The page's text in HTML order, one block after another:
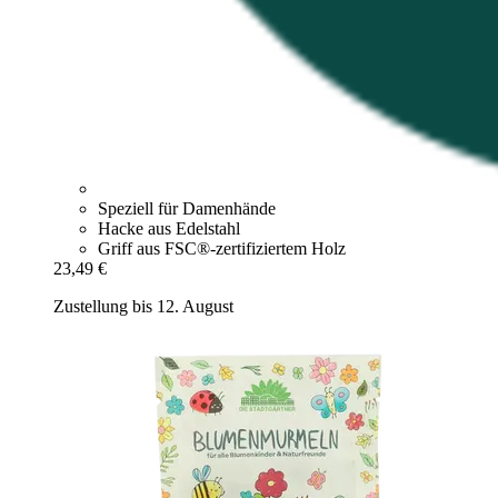
Speziell für Damenhände
Hacke aus Edelstahl
Griff aus FSC®-zertifiziertem Holz
23,49 €
Zustellung bis 12. August